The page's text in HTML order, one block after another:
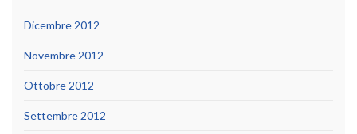
Dicembre 2012
Novembre 2012
Ottobre 2012
Settembre 2012